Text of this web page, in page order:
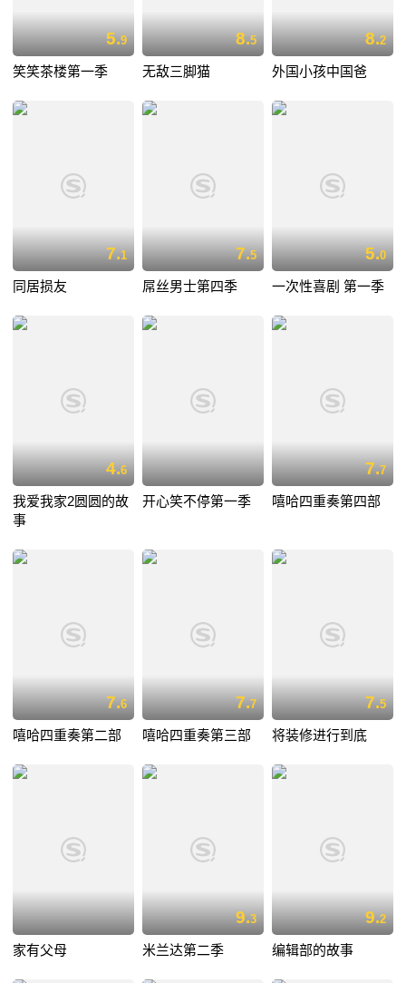
5.9
笑笑茶楼第一季
8.5
无敌三脚猫
8.2
外国小孩中国爸
7.1
同居损友
7.5
屌丝男士第四季
5.0
一次性喜剧 第一季
4.6
我爱我家2圆圆的故
事
开心笑不停第一季
7.7
嘻哈四重奏第四部
7.6
嘻哈四重奏第二部
7.7
嘻哈四重奏第三部
7.5
将装修进行到底
家有父母
9.3
米兰达第二季
9.2
编辑部的故事